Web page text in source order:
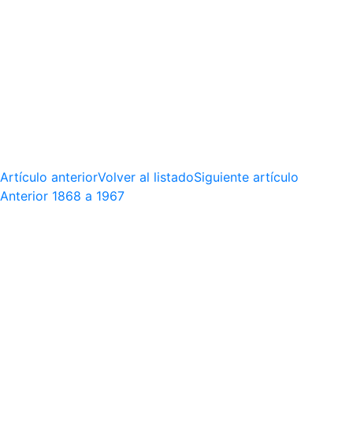
Artículo anteriorVolver al listadoSiguiente artículo
Anterior 1868 a 1967